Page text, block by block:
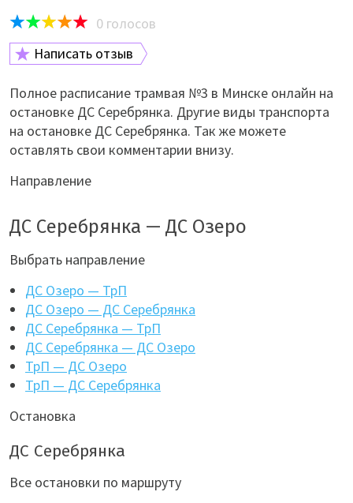
0 голосов
Написать отзыв
Полное расписание трамвая №3 в Минске онлайн на
остановке ДС Серебрянка. Другие виды транспорта
на остановке ДС Серебрянка. Так же можете
оставлять свои комментарии внизу.
Направление
ДС Серебрянка — ДС Озеро
Выбрать направление
ДС Озеро — ТрП
ДС Озеро — ДС Серебрянка
ДС Серебрянка — ТрП
ДС Серебрянка — ДС Озеро
ТрП — ДС Озеро
ТрП — ДС Серебрянка
Остановка
ДС Серебрянка
Все остановки по маршруту